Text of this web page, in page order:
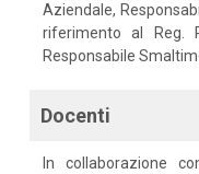
Aziendale,
riferimento al Reg.
Responsabile
Docenti
In collaborazione